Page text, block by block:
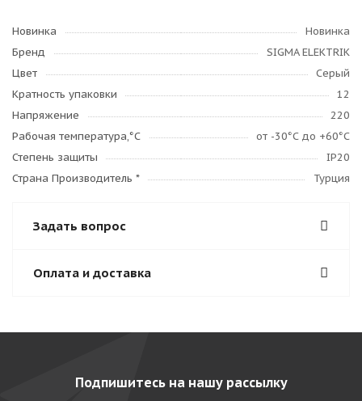
Новинка
Новинка
Бренд
SIGMA ELEKTRIK
Цвет
Серый
Кратность упаковки
12
Напряжение
220
Рабочая температура,°C
от -30°С до +60°С
Степень защиты
IP20
Страна Производитель *
Турция
Задать вопрос
Оплата и доставка
Подпишитесь на нашу рассылку